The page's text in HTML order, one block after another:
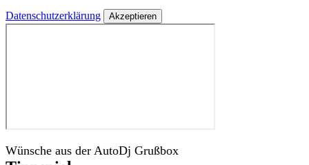
Datenschutzerklärung
Wünsche aus der AutoDj Grußbox